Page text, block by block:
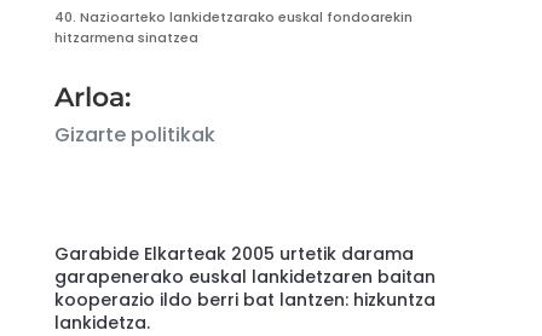
40. Nazioarteko lankidetzarako euskal fondoarekin
hitzarmena sinatzea
Arloa:
Gizarte politikak
GarabideElkarteak 2005 urtetik darama
garapenerako euskal lankidetzaren baitan
kooperazio ildo berri bat lantzen: hizkuntza
lankidetza.